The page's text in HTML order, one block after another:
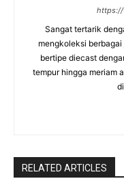
https://
Sangat tertarik
mengkoleksi
bertipe diecast
tempur hingga meriam
RELATED ARTICLES